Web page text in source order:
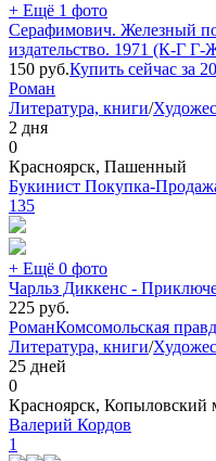
+ Ещё 1 фото
Серафимович. Железный
издательство. 1971 (К-Г Г-
150 руб.Купить сейчас за
Роман
Литература, книги/
2 дня
0
Красноярск, Пашенный
Букинист Покупка-
135
+ Ещё 0 фото
Чарльз Диккенс -
225 руб.
РоманКомсомольская
Литература, книги/
25 дней
0
Красноярск, Копыловский
Валерий Кордов
1